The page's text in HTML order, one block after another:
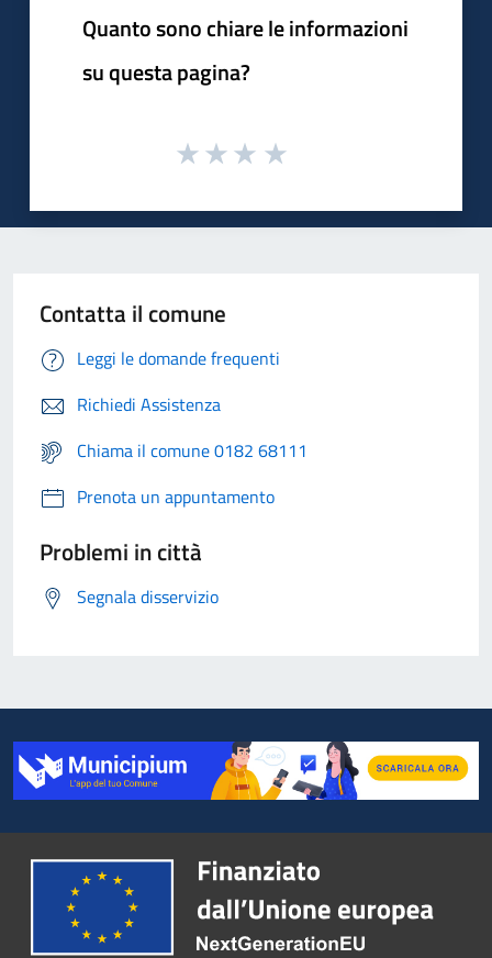
Quanto sono chiare le informazioni
su questa pagina?
Contatta il comune
Leggi le domande frequenti
Richiedi Assistenza
Chiama il comune 0182 68111
Prenota un appuntamento
Problemi in città
Segnala disservizio